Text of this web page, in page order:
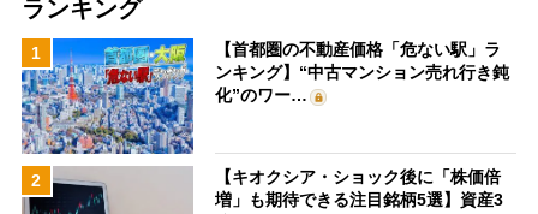
ランキング
1
【首都圏の不動産価格「危ない駅」ラ
ンキング】“中古マンション売れ行き鈍
化”のワー…
2
【キオクシア・ショック後に「株価倍
増」も期待できる注目銘柄5選】資産3